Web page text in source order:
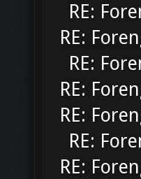
RE:
RE:
RE:
RE:
RE:
RE:
RE: